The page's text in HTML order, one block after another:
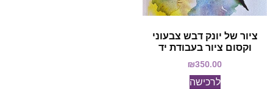
ציור של יונק דבש צבעוני
וקסום ציור בעבודת יד
₪350.00
לרכישה